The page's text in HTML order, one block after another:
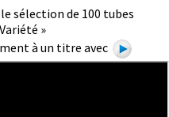
sélection de 100 tubes
»
à un titre avec